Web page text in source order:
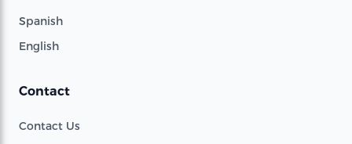
Spanish
English
Contact
Contact Us